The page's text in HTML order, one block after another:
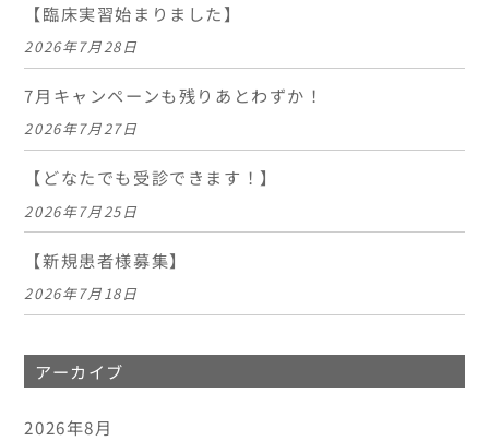
【臨床実習始まりました】
2026年7月28日
7月キャンペーンも残りあとわずか！
2026年7月27日
【どなたでも受診できます！】
2026年7月25日
【新規患者様募集】
2026年7月18日
アーカイブ
2026年8月